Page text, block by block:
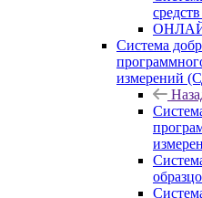
Система
измерений